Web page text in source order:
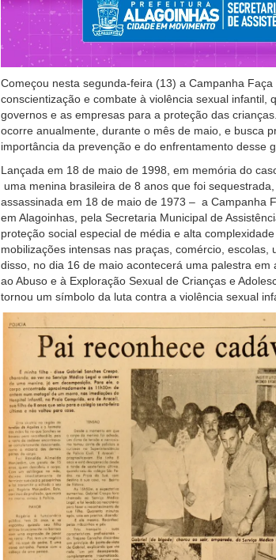
Começou nesta segunda-feira (13) a Campanha
conscientização e combate à violência sexual infantil,
governos e as empresas para a proteção das
ocorre anualmente, durante o mês de maio, e busca
importância da prevenção e do enfrentamento desse
Lançada em 18 de maio de 1998, em memória do
uma menina brasileira de 8 anos que foi
assassinada em 18 de maio de 1973 – a Campanha
em Alagoinhas, pela Secretaria Municipal de
proteção social especial de média e alta
mobilizações intensas nas praças, comércio, escolas,
disso, no dia 16 de maio acontecerá uma palestra
ao Abuso e à Exploração Sexual de Crianças e
tornou um símbolo da luta contra a violência sexual